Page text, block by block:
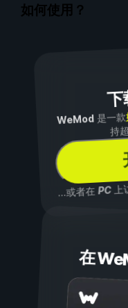
如何使用？
下
WeMod是一款
持
...或者在PC上
在